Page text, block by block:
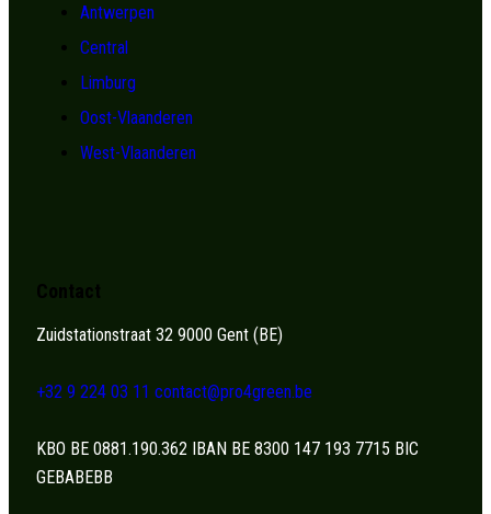
Antwerpen
Central
Limburg
Oost-Vlaanderen
West-Vlaanderen
Contact
Zuidstationstraat 32 9000 Gent (BE)
+32 9 224 03 11 contact@pro4green.be
KBO BE 0881.190.362 IBAN BE 8300 147 193 7715 BIC
GEBABEBB